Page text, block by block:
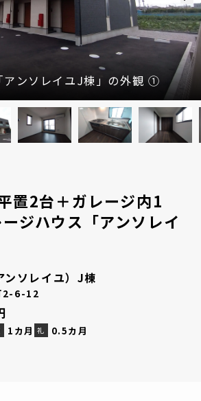
アンソレイユJ棟」の外観 ①
置2台＋ガレージ内1
ジハウス「アンソレイ
ソレイユ）J棟
2-6-12
1カ月 礼 0.5カ月